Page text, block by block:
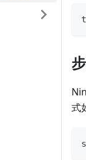
式